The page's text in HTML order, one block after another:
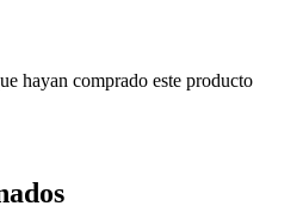
hayan comprado este producto